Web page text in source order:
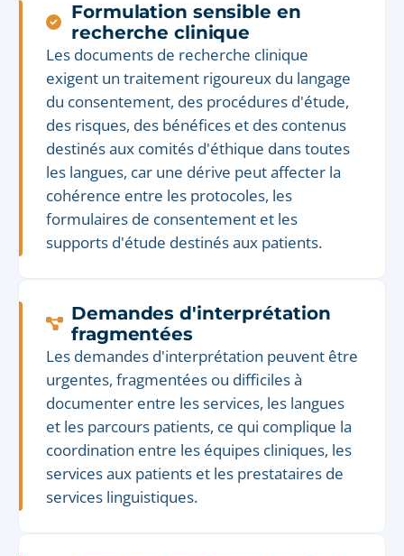
Formulation sensible en
recherche clinique
Les documents de recherche clinique
exigent un traitement rigoureux du langage
du consentement, des procédures d'étude,
des risques, des bénéfices et des contenus
destinés aux comités d'éthique dans toutes
les langues, car une dérive peut affecter la
cohérence entre les protocoles, les
formulaires de consentement et les
supports d'étude destinés aux patients.
Demandes d'interprétation
fragmentées
Les demandes d'interprétation peuvent être
urgentes, fragmentées ou difficiles à
documenter entre les services, les langues
et les parcours patients, ce qui complique la
coordination entre les équipes cliniques, les
services aux patients et les prestataires de
services linguistiques.